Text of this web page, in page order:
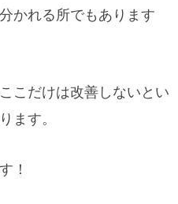
かれる所でもあります
こだけは改善しないとい
ます。
！